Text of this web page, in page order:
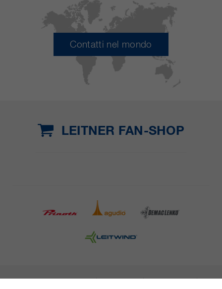
Contatti nel mondo
LEITNER FAN-SHOP